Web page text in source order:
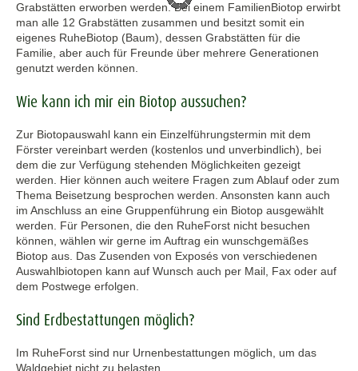
Grabstätten erworben werden. Bei einem FamilienBiotop erwirbt
man alle 12 Grabstätten zusammen und besitzt somit ein
eigenes RuheBiotop (Baum), dessen Grabstätten für die
Familie, aber auch für Freunde über mehrere Generationen
genutzt werden können.
Wie kann ich mir ein Biotop aussuchen?
Zur Biotopauswahl kann ein Einzelführungstermin mit dem
Förster vereinbart werden (kostenlos und unverbindlich), bei
dem die zur Verfügung stehenden Möglichkeiten gezeigt
werden. Hier können auch weitere Fragen zum Ablauf oder zum
Thema Beisetzung besprochen werden. Ansonsten kann auch
im Anschluss an eine Gruppenführung ein Biotop ausgewählt
werden. Für Personen, die den RuheForst nicht besuchen
können, wählen wir gerne im Auftrag ein wunschgemäßes
Biotop aus. Das Zusenden von Exposés von verschiedenen
Auswahlbiotopen kann auf Wunsch auch per Mail, Fax oder auf
dem Postwege erfolgen.
Sind Erdbestattungen möglich?
Im RuheForst sind nur Urnenbestattungen möglich, um das
Waldgebiet nicht zu belasten.